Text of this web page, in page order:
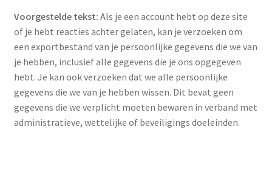
Voorgestelde tekst: Als je een account hebt op deze site
of je hebt reacties achter gelaten, kan je verzoeken om
een exportbestand van je persoonlijke gegevens die we van
je hebben, inclusief alle gegevens die je ons opgegeven
hebt. Je kan ook verzoeken dat we alle persoonlijke
gegevens die we van je hebben wissen. Dit bevat geen
gegevens die we verplicht moeten bewaren in verband met
administratieve, wettelijke of beveiligings doeleinden.